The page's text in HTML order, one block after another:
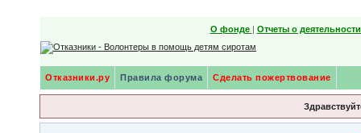
О фонде | Отчеты о
Отказники.ру Правила форума Сделать пожертвование